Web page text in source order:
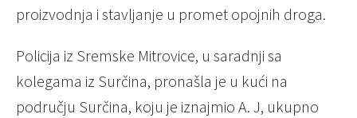
proizvodnja i stavljanje u promet opojnih droga.
Policija iz Sremske Mitrovice, u saradnji sa
kolegama iz Surčina, pronašla je u kući na
području Surčina, koju je iznajmio A. J, ukupno